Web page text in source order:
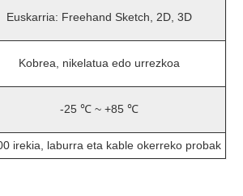
Euskarria: Freehand Sketch, 2D, 3D
Kobrea, nikelatua edo urrezkoa
-25 ℃ ~ +85 ℃
irekia, laburra eta kable okerreko probak